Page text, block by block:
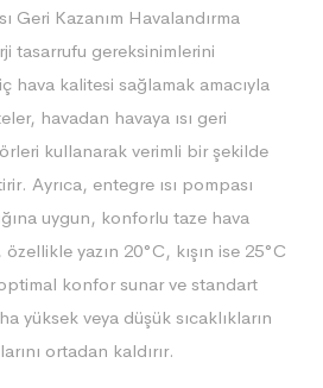
Geri Kazanım Havalandırma
tasarrufu gereksinimlerini
hava kalitesi sağlamak amacıyla
havadan havaya ısı geri
kullanarak verimli bir şekilde
Ayrıca, entegre ısı pompası
uygun, konforlu taze hava
yazın 20°C, kışın ise 25°C
optimal konfor sunar ve standart
yüksek veya düşük sıcaklıkların
ortadan kaldırır.